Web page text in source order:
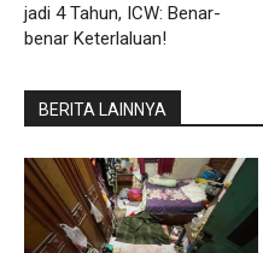
jadi 4 Tahun, ICW: Benar-
benar Keterlaluan!
BERITA LAINNYA